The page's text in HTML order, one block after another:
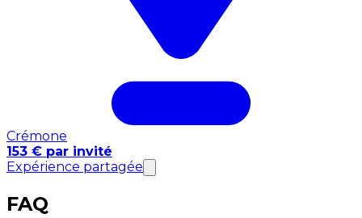
Crémone
153 € par invité
Expérience partagée
FAQ